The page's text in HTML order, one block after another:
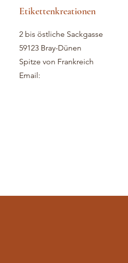
Etikettenkreationen
2 bis östliche Sackgasse
59123 Bray-Dünen
Spitze von Frankreich
Email: